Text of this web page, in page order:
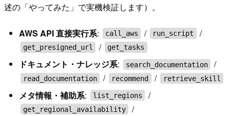
述の「やってみた」で実機検証します）。
AWS API 直接実行系: call_aws / run_script /
get_presigned_url / get_tasks
ドキュメント・ナレッジ系: search_documentation /
read_documentation / recommend / retrieve_skill
メタ情報・補助系: list_regions /
get_regional_availability /